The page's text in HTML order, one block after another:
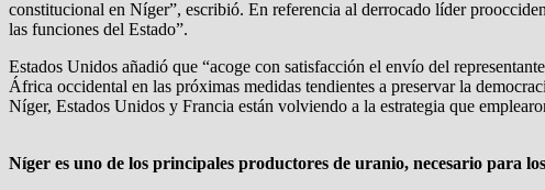
constitucional en Níger”, escribió. En referencia al derrocado líder
las funciones del Estado”.
Estados Unidos añadió que “acoge con satisfacción el envío del
África occidental en las próximas medidas tendientes a preservar la
Níger, Estados Unidos y Francia están volviendo a la estrategia que
Níger es uno de los principales productores de uranio, necesario para